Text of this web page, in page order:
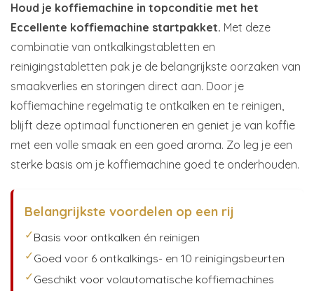
Houd je koffiemachine in topconditie met het
Eccellente koffiemachine startpakket. Met deze
combinatie van ontkalkingstabletten en
reinigingstabletten pak je de belangrijkste oorzaken van
smaakverlies en storingen direct aan. Door je
koffiemachine regelmatig te ontkalken en te reinigen,
blijft deze optimaal functioneren en geniet je van koffie
met een volle smaak en een goed aroma. Zo leg je een
sterke basis om je koffiemachine goed te onderhouden.
Belangrijkste voordelen op een rij
✓Basis voor ontkalken én reinigen
✓Goed voor 6 ontkalkings- en 10 reinigingsbeurten
✓Geschikt voor volautomatische koffiemachines